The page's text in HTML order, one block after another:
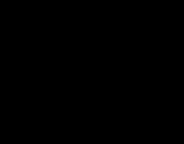
信息，并可能向您发送与您
好”，取消订阅所有通讯。
Group的最新产品功能、行